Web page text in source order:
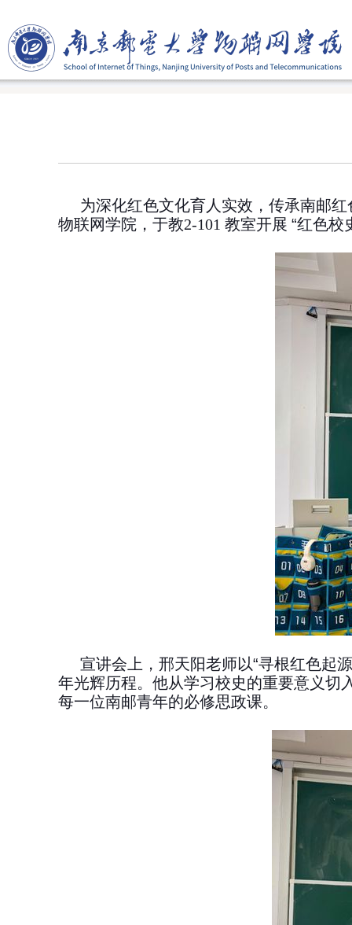
为深化红色文化育人实效，传承南邮
物联网学院，于教2-101 教室开展 “红色校
宣讲会上，邢天阳老师以“寻根红色起
年光辉历程。他从学习校史的重要意义切
每一位南邮青年的必修思政课。